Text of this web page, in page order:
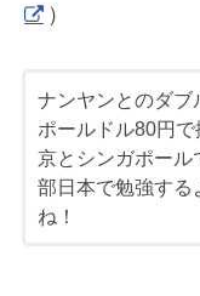
）
ナンヤンとのダ
ポールドル80円
京とシンガポール
部日本で勉強する
ね！